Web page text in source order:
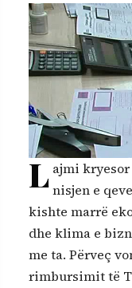
L ajmi
nisjen e
kishte marrë
dhe klima e
me ta. Përveç
rimbursimit të